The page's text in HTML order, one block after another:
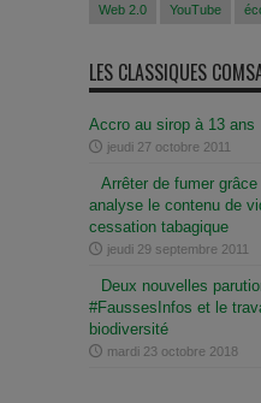
Web 2.0 YouTube
LES CLASSIQUES
Accro au sirop à 13 ans
jeudi 27 octobre 2011
Arrêter de fumer
analyse le contenu de
cessation tabagique
jeudi 29 septembre 2011
Deux nouvelles
#FaussesInfos et le
biodiversité
mardi 23 octobre 2018